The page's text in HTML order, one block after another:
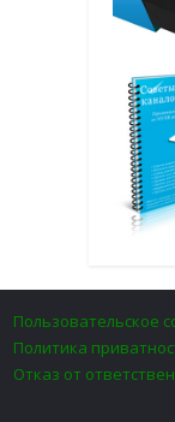
Пользовательское
Политика
Отказ от